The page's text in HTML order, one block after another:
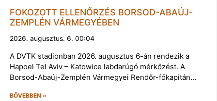
FOKOZOTT ELLENŐRZÉS BORSOD-ABAÚJ-
ZEMPLÉN VÁRMEGYÉBEN
2026. augusztus. 6. 00:04
A DVTK stadionban 2026. augusztus 6-án rendezik a
Hapoel Tel Aviv – Katowice labdarúgó mérkőzést. A
Borsod-Abaúj-Zemplén Vármegyei Rendőr-főkapitán…
BŐVEBBEN »